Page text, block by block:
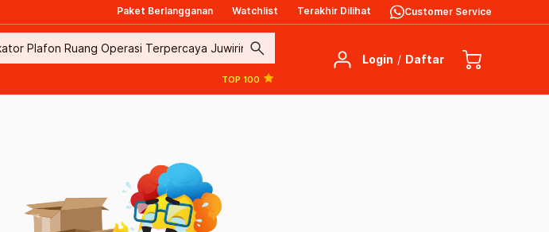
Paket Berlangganan Watchlist Terakhir Dilihat Customer Service
search
TOP 100
Login / Daftar